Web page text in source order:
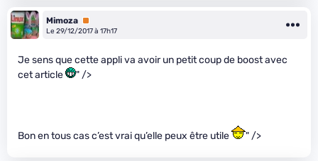
Mimoza Premium
Le 29/12/2017 à 17h17
Je sens que cette appli va avoir un petit coup de boost avec
cet article
" />
Bon en tous cas c’est vrai qu’elle peux être utile " />